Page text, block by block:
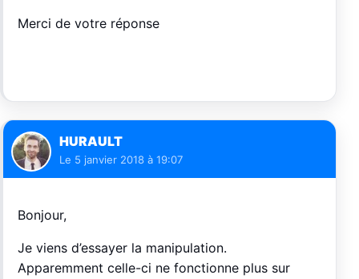
Merci de votre réponse
HURAULT
Le 5 janvier 2018 à 19:07
Bonjour,
Je viens d’essayer la manipulation.
Apparemment celle-ci ne fonctionne plus sur